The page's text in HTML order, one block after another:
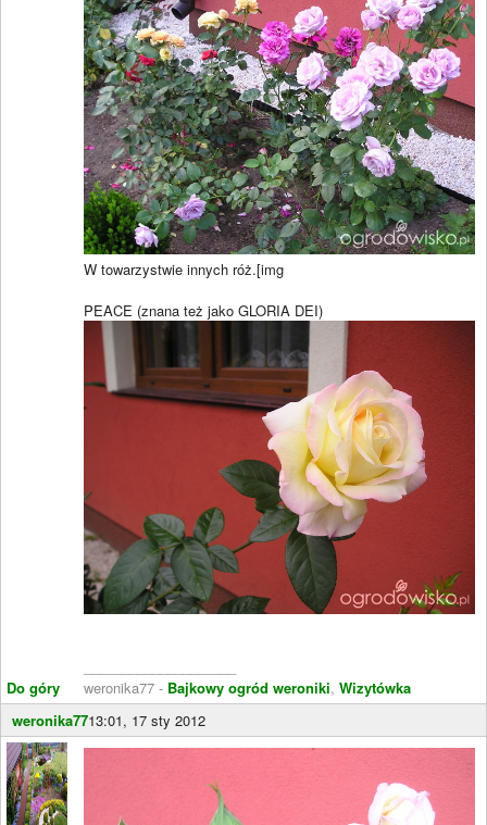
Do góry
W towarzystwie innych róż.[img
PEACE (znana też jako GLORIA DEI)
weronika77 - Bajkowy ogród weroniki, Wizytówka
weronika7713:01, 17 sty 2012